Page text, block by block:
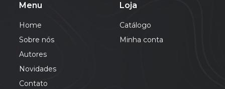
Menu
Home
Sobre nós
Autores
Novidades
Contato
Loja
Catálogo
Minha conta